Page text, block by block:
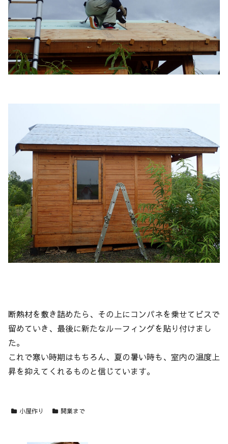
断熱材を敷き詰めたら、その上にコンパネを乗せてビスで
留めていき、最後に新たなルーフィングを貼り付けまし
た。
これで寒い時期はもちろん、夏の暑い時も、室内の温度上
昇を抑えてくれるものと信じています。
小屋作り 開業まで